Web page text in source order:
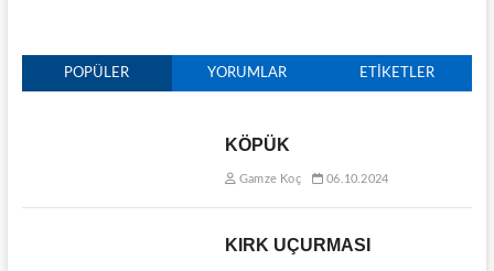
POPÜLER YORUMLAR ETIKETLER
KÖPÜK
Gamze Koç 06.10.2024
KIRK UÇURMASI